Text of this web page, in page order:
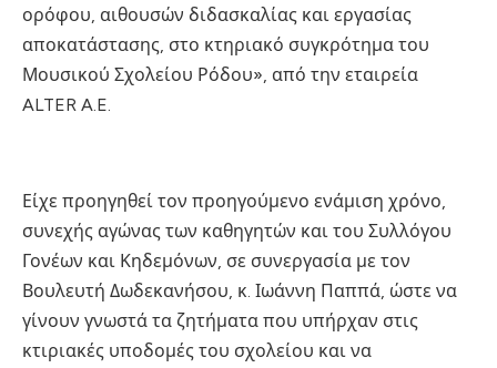
ορόφου, αιθουσών διδασκαλίας και εργασίας
αποκατάστασης, στο κτηριακό συγκρότημα του
Μουσικού Σχολείου Ρόδου», από την εταιρεία
ALTER A.E.
Είχε προηγηθεί τον προηγούμενο ενάμιση χρόνο,
συνεχής αγώνας των καθηγητών και του Συλλόγου
Γονέων και Κηδεμόνων, σε συνεργασία με τον
Βουλευτή Δωδεκανήσου, κ. Ιωάννη Παππά, ώστε να
γίνουν γνωστά τα ζητήματα που υπήρχαν στις
κτιριακές υποδομές του σχολείου και να